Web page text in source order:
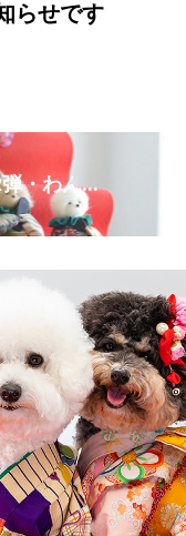
らせです
・わん...